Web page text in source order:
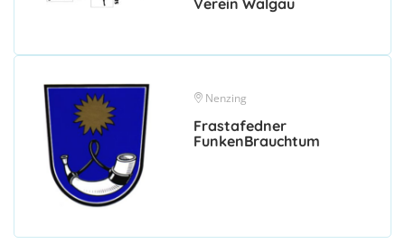
Verein Walgau
Nenzing
Frastafedner
FunkenBrauchtum